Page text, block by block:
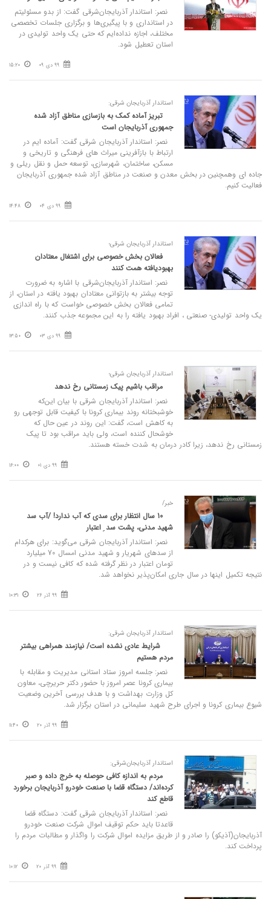
نصر: استاندار آذربایجان‌شرقی گفت: از بدو مسئولیتم
در استانداری و با پیگیری‌ها و برگزاری جلسات تخصصی
مختلف، اجازه نداده‌ایم که حتی یک واحد تولیدی در
استان تعطیل شود.
99 دی 09 15:20
استاندار آذربایجان شرقی:
تبریز آماده کمک به بازسازی مناطق آزاد شده
جمهوری آذربایجان است
نصر: استاندار آذربایجان شرقی گفت: آماده ایم در
ارتباط با بازآفرینی میراث های فرهنگی و تاریخی و
مسکن، ساختمان، شهرسازی، توسعه حمل و نقل ریلی و
جاده ای وهمچنین در بخش معدن و صنعت در مناطق آزاد شده جمهوری آذربایجان
فعالیت کنیم.
99 دی 04 14:48
استاندار آذربایجان شرقی؛
فعالان بخش خصوصی برای اشتغال معتادان
بهبودیافته همت کنند
نصر: استاندار آذربایجان‌شرقی با اشاره به ضرورت
توجه بیشتر به بازتوانی معتادان بهبود یافته در استان، از
تمامی فعالان بخش خصوصی خواست که با راه اندازی
یک واحد تولیدی- صنعتی ، افراد بهبود یافته را به این مجموعه جذب کنند.
99 دی 03 13:50
استاندار آذربایجان شرقی؛
مراقب باشیم پیک زمستانی رخ ندهد
نصر: استاندار آذربایجان شرقی با بیان این‌که
خوشبختانه روند بیماری کرونا با کیفیت قابل توجهی رو
به کاهش است، گفت: این روند در عین حال که
خوشحال کننده است، ولی باید مراقب بود تا پیک
زمستانی رخ ندهد، زیرا کادر درمان به شدت خسته هستند.
99 دی 01 16:00
خبر/
10 سال انتظار برای سدی که آب ندارد! /آب سد
شهید مدنی، پشت سد ِ اعتبار
نصر: استاندار آذربایجان شرقی می‌گوید: برای هرکدام
از سدهای شهریار و شهید مدنی امسال 70 میلیارد
تومان اعتبار در نظر گرفته شده که کافی نیست و در
نتیجه تکمیل اینها در سال جاری امکان‌پذیر نخواهد شد.
99 آذر 26 10:31
استاندار آذربایجان شرقی:
شرایط عادی نشده است/ نیازمند همراهی بیشتر
مردم هستیم
نصر: جلسه امروز ستاد استانی مدیریت و مقابله با
بیماری کرونا عصر امروز با حضور دکتر حریرچی، معاون
کل وزارت بهداشت و با هدف بررسی آخرین وضعیت
شیوع بیماری کرونا و اجرای طرح شهید سلیمانی در استان برگزار شد.
99 آذر 20 11:40
استاندار آذربایجان‌شرقی:
مردم به اندازه کافی حوصله به خرج داده و صبر
کرده‌اند/ دستگاه قضا با صنعت خودرو آذربایجان برخورد
قاطع کند
نصر: استاندار آذربایجان ‌شرقی گفت: دستگاه قضا
قاعدتا باید حکم توقیف اموال شرکت صنعت خودرو
آذربایجان(آذیکو) را صادر و از طریق مزایده اموال شرکت را واگذار و مطالبات مردم را
پرداخت کند.
99 آذر 20 10:12